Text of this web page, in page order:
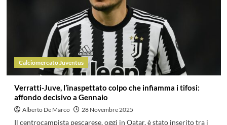
Calciomercato Juventus
Verratti-Juve, l’inaspettato colpo che infiamma i tifosi:
affondo decisivo a Gennaio
Alberto De Marco 28 Novembre 2025
Il centrocampista pescarese, oggi in Qatar, è stato inserito tra i